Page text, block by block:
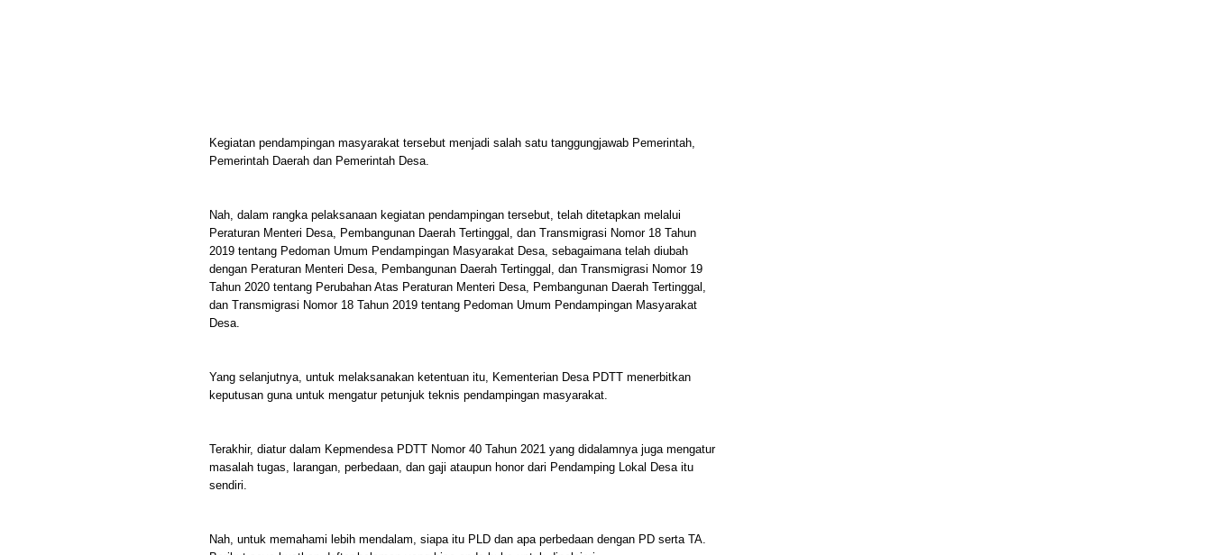
Kegiatan pendampingan masyarakat tersebut menjadi salah satu tanggungjawab Pemerintah,
Pemerintah Daerah dan Pemerintah Desa.
Nah, dalam rangka pelaksanaan kegiatan pendampingan tersebut, telah ditetapkan melalui
Peraturan Menteri Desa, Pembangunan Daerah Tertinggal, dan Transmigrasi Nomor 18 Tahun
2019 tentang Pedoman Umum Pendampingan Masyarakat Desa, sebagaimana telah diubah
dengan Peraturan Menteri Desa, Pembangunan Daerah Tertinggal, dan Transmigrasi Nomor 19
Tahun 2020 tentang Perubahan Atas Peraturan Menteri Desa, Pembangunan Daerah Tertinggal,
dan Transmigrasi Nomor 18 Tahun 2019 tentang Pedoman Umum Pendampingan Masyarakat
Desa.
Yang selanjutnya, untuk melaksanakan ketentuan itu, Kementerian Desa PDTT menerbitkan
keputusan guna untuk mengatur petunjuk teknis pendampingan masyarakat.
Terakhir, diatur dalam Kepmendesa PDTT Nomor 40 Tahun 2021 yang didalamnya juga mengatur
masalah tugas, larangan, perbedaan, dan gaji ataupun honor dari Pendamping Lokal Desa itu
sendiri.
Nah, untuk memahami lebih mendalam, siapa itu PLD dan apa perbedaan dengan PD serta TA.